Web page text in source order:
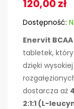
120,00zł
Dostępność:
Enervit BCAA
tabletek,
dzięki
dostarcza aż
2:1:1 (L-